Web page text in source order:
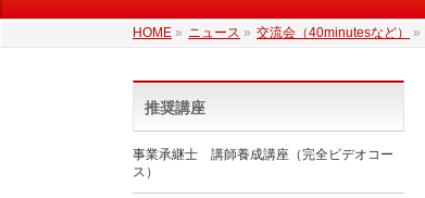
HOME » ニュース » 交流会（40minutesなど） »
推奨講座
事業承継士 講師養成講座（完全ビデオコー
ス）